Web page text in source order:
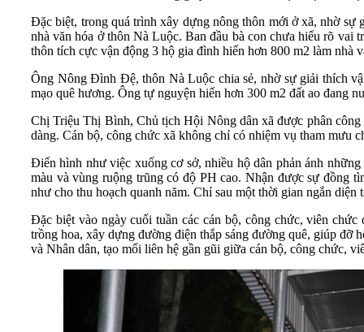
Đặc biệt, trong quá trình xây dựng nông thôn mới ở xã, nhờ
nhà văn hóa ở thôn Nà Luộc. Ban đầu bà con chưa hiểu rõ
thôn tích cực vận động 3 hộ gia đình hiến hơn 800 m2 làm nhà
Ông Nông Đình Đệ, thôn Nà Luộc chia sẻ, nhờ sự giải thích
mạo quê hương. Ông tự nguyện hiến hơn 300 m2 đất ao đang
Chị Triệu Thị Bình, Chủ tịch Hội Nông dân xã được phân công
dàng. Cán bộ, công chức xã không chỉ có nhiệm vụ tham mưu
Điển hình như việc xuống cơ sở, nhiều hộ dân phản ánh
màu và vùng ruộng trũng có độ PH cao. Nhận được sự đồng
như cho thu hoạch quanh năm. Chỉ sau một thời gian ngắn
Đặc biệt vào ngày cuối tuần các cán bộ, công chức, viên
trồng hoa, xây dựng đường điện thắp sáng đường quê, giúp đỡ
và Nhân dân, tạo mối liên hệ gần gũi giữa cán bộ, công chức,